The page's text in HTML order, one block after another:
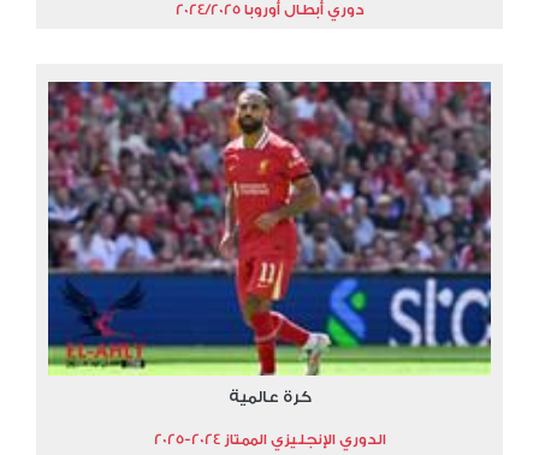
دوري أبطال أوروبا 2024/2025
كرة عالمية
الدوري الإنجليزي الممتاز 2024-2025